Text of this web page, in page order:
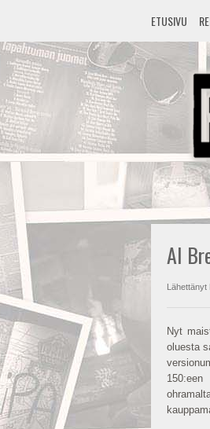
ETUSIVU
AI
Lähettänyt
Nyt
oluesta